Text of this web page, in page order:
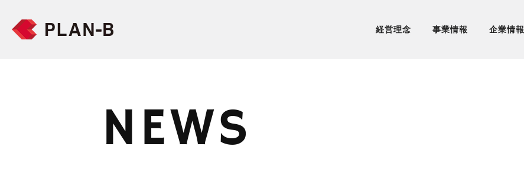
経営理念 事業情報 企業情報
NEWS